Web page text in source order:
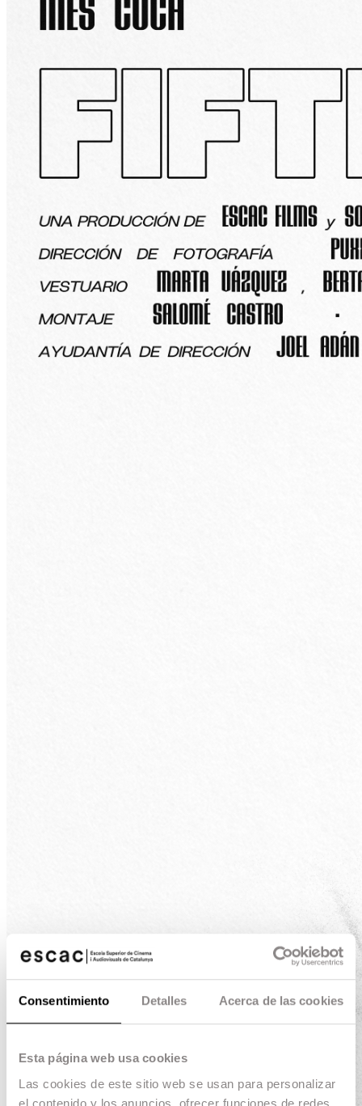
Consentimiento Detalles Acerca de las cookies
Esta página web usa cookies
Las cookies de este sitio web se usan para personalizar
el contenido y los anuncios, ofrecer funciones de redes